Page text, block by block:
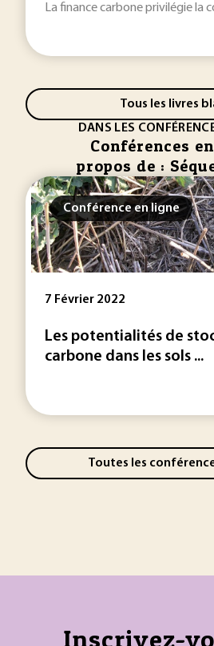
La finance carbone privilégie
Tous les livres
DANS LES
Conférences
propos de :
Conférence en ligne
7 Février 2022
Les potentialités de
carbone dans les sols ...
Toutes les
Inscrivez-